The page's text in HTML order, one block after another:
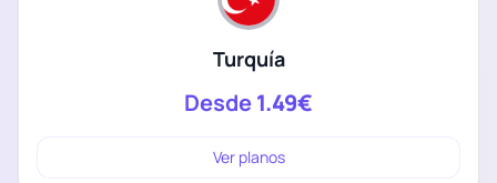
Turquía
Desde1.49€
Ver planos